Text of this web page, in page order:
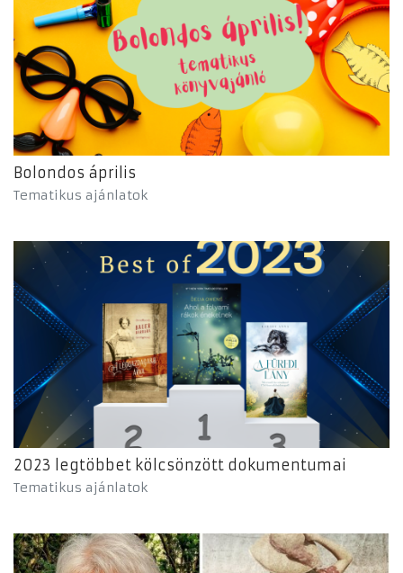
Bolondos április
Tematikus ajánlatok
2023 legtöbbet kölcsönzött dokumentumai
Tematikus ajánlatok